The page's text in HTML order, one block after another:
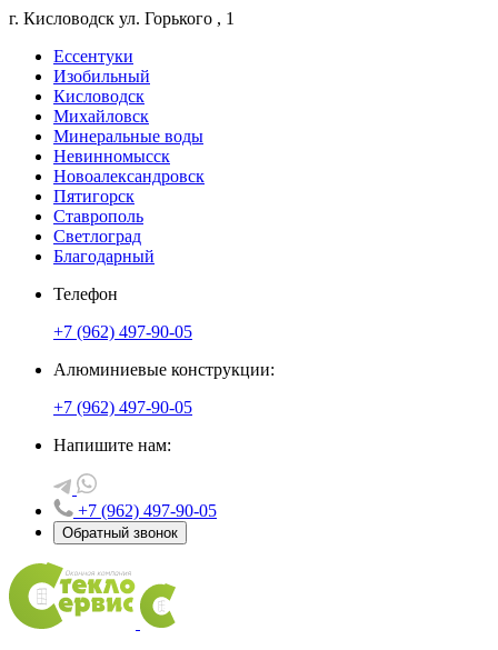
г. Кисловодск ул. Горького , 1
Ессентуки
Изобильный
Кисловодск
Михайловск
Минеральные воды
Невинномысск
Новоалександровск
Пятигорск
Ставрополь
Светлоград
Благодарный
Телефон
+7 (962) 497-90-05
Алюминиевые конструкции:
+7 (962) 497-90-05
Напишите нам:
+7 (962) 497-90-05
Обратный звонок